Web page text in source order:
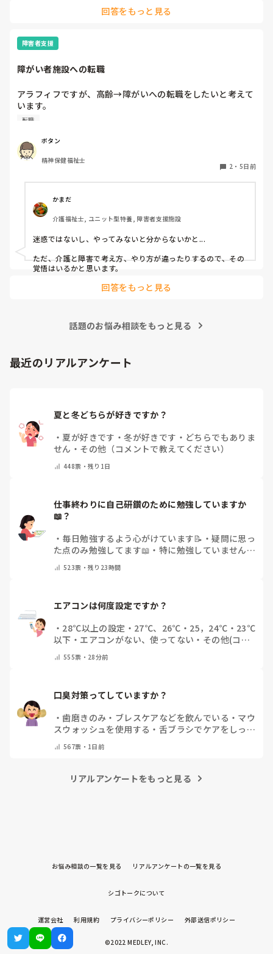
が必要な方など。胃ろうの方は看護師がこの時間までには入浴
今のユニットでは毎週シフトとにらめっこして、職員の人数配
なので変更はほぼないです。たまに病院受診で前後します。
の速さの方を組み合わせたりしてます。順番も一番に入りたい
方がいるので、週によって一番と二番を入れ換えたりしてま
す。決め方は職員によってバラバラなので決まりはありませ
ん。
回答をもっと見る
障害者支援
障がい者施設への転職
アラフィフですが、高齢→障がいへの転職をしたいと考えて
います。
覚えも悪くなって来てきますが、経験者の方、どう思われま
やはり迷惑でしょうか？
転職
ボタン
精神保健福祉士
2 ・ 5日前
かまだ
介護福祉士, ユニット型特養, 障害者支援施設
迷惑ではないし、やってみないと分からないかと...
ただ、介護と障害で考え方、やり方が違ったりするので、その
覚悟はいるかと思います。
回答をもっと見る
話題のお悩み相談をもっと見る
最近のリアルアンケート
夏と冬どちらが好きですか？
・ 夏が好きです ・冬が好きです ・ どちらでもありま
せん ・ その他（コメントで教えてください）
448票・残り1日
仕事終わりに自己研鑽のために勉強していますか
📖？
・ 毎日勉強するよう心がけています📝 ・疑問に思っ
た点のみ勉強してます📖 ・ 特に勉強していません・
523票・残り23時間
エアコンは何度設定ですか？
・ 28℃以上の設定 ・ 27℃、26℃ ・ 25，24℃ ・ 23℃
以下 ・ エアコンがない、使ってない ・ その他(コメ
555票・ 28分前
口臭対策ってしていますか？
・歯磨きのみ ・ ブレスケアなどを飲んでいる ・ マウ
スウォッシュを使用する ・ 舌ブラシでケアをしっか
いない・その他（コメントで教えてください）
567票・ 1日前
リアルアンケートをもっと見る
お悩み相談の一覧を見る リアルアンケートの一覧を見る
シゴトークについて
運営会社 利用規約 プライバシーポリシー 外部送信ポリシー
©2022 MEDLEY, INC.